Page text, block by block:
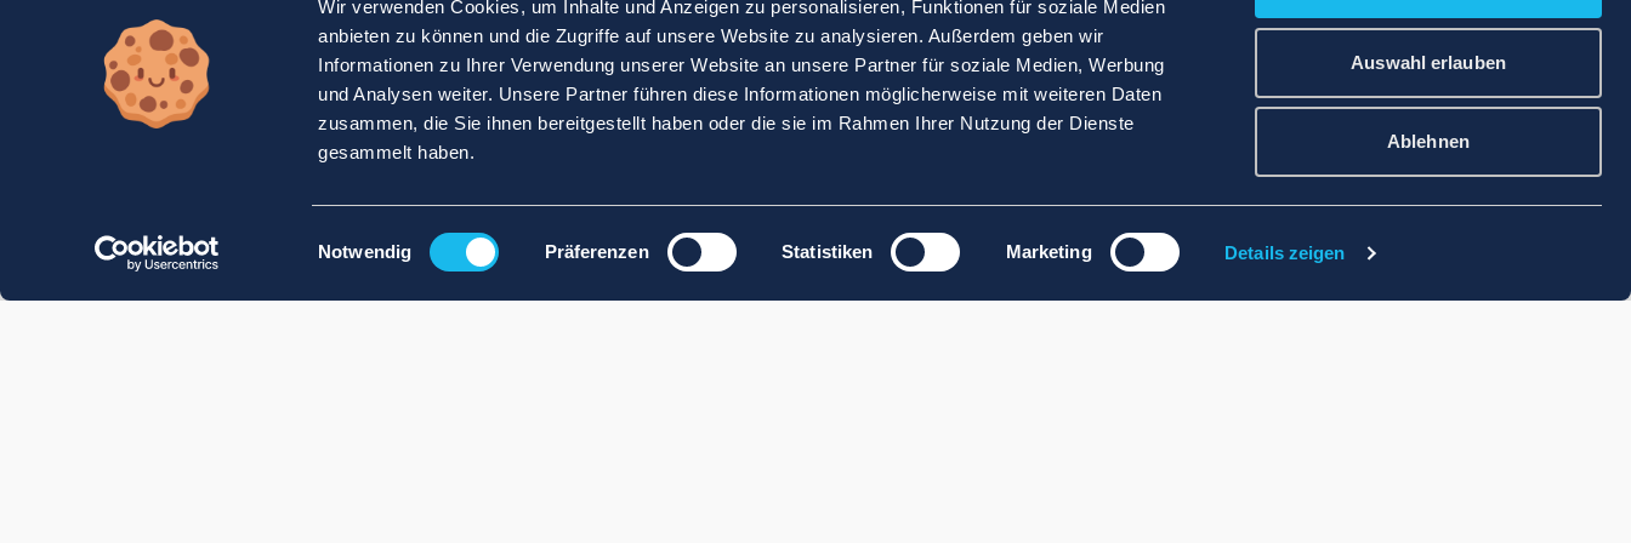
Wir verwenden Cookies, um Inhalte und Anzeigen zu personalisieren, Funktionen für soziale Medien
anbieten zu können und die Zugriffe auf unsere Website zu analysieren. Außerdem geben wir
Informationen zu Ihrer Verwendung unserer Website an unsere Partner für soziale Medien, Werbung
und Analysen weiter. Unsere Partner führen diese Informationen möglicherweise mit weiteren Daten
zusammen, die Sie ihnen bereitgestellt haben oder die sie im Rahmen Ihrer Nutzung der Dienste
gesammelt haben.
Einwilligungsauswahl
Notwendig Präferenzen Statistiken Marketing Details zeigen
Auswahl erlauben
Ablehnen